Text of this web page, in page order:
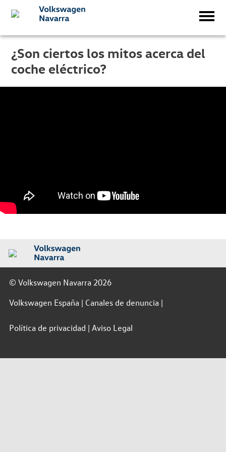
¿Son ciertos los mitos acerca del
coche eléctrico?
© Volkswagen Navarra 2026
Volkswagen España
Canales de denuncia
Política de privacidad Aviso Legal